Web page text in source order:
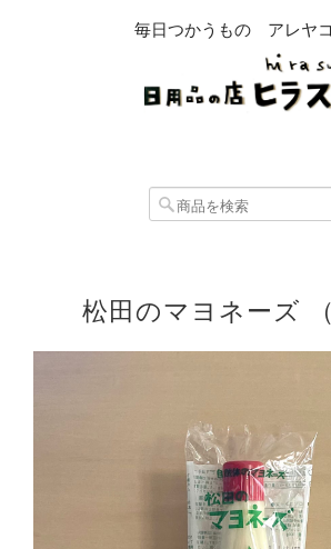
毎日つかうもの アレヤ
松田のマヨネーズ （